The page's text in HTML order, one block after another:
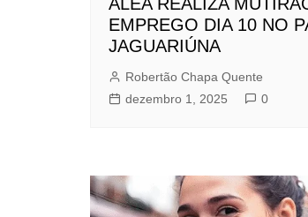
EMPREGO DIA 10 NO
JAGUARIÚNA
Robertão Chapa Quente
dezembro 1, 2025
0